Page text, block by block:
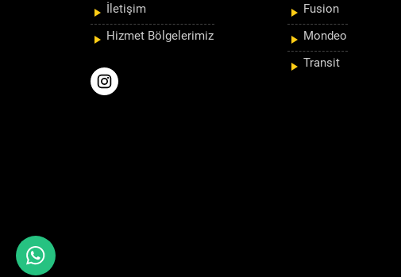
İletişim
Hizmet Bölgelerimiz
Fusion
Mondeo
Transit